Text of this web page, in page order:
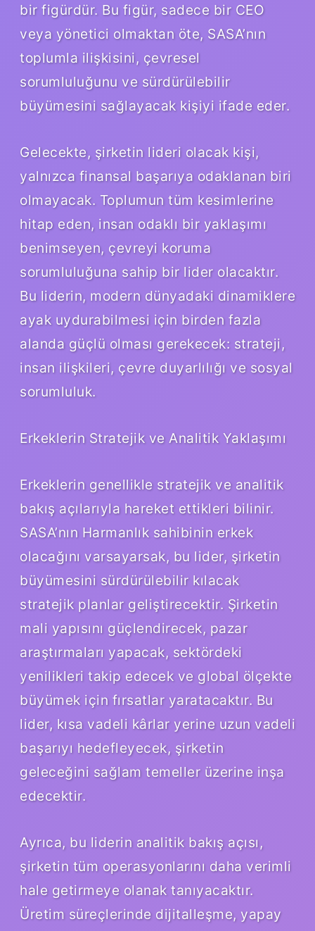
bir figürdür. Bu figür, sadece bir CEO
veya yönetici olmaktan öte, SASA’nın
toplumla ilişkisini, çevresel
sorumluluğunu ve sürdürülebilir
büyümesini sağlayacak kişiyi ifade eder.
Gelecekte, şirketin lideri olacak kişi,
yalnızca finansal başarıya odaklanan biri
olmayacak. Toplumun tüm kesimlerine
hitap eden, insan odaklı bir yaklaşımı
benimseyen, çevreyi koruma
sorumluluğuna sahip bir lider olacaktır.
Bu liderin, modern dünyadaki dinamiklere
ayak uydurabilmesi için birden fazla
alanda güçlü olması gerekecek: strateji,
insan ilişkileri, çevre duyarlılığı ve sosyal
sorumluluk.
Erkeklerin Stratejik ve Analitik Yaklaşımı
Erkeklerin genellikle stratejik ve analitik
bakış açılarıyla hareket ettikleri bilinir.
SASA’nın Harmanlık sahibinin erkek
olacağını varsayarsak, bu lider, şirketin
büyümesini sürdürülebilir kılacak
stratejik planlar geliştirecektir. Şirketin
mali yapısını güçlendirecek, pazar
araştırmaları yapacak, sektördeki
yenilikleri takip edecek ve global ölçekte
büyümek için fırsatlar yaratacaktır. Bu
lider, kısa vadeli kârlar yerine uzun vadeli
başarıyı hedefleyecek, şirketin
geleceğini sağlam temeller üzerine inşa
edecektir.
Ayrıca, bu liderin analitik bakış açısı,
şirketin tüm operasyonlarını daha verimli
hale getirmeye olanak tanıyacaktır.
Üretim süreçlerinde dijitalleşme, yapay